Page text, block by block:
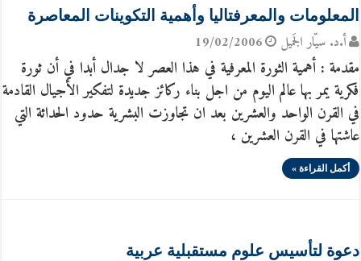
المعلومات والمعرفتاليا وأهمية التكوينات المعاصرة
أ.د. سيّار الجَميل 19/02/2006
مقدمة : أهمية الثورة المعرفية في هذا العصر لا جدال أبدا في أن ثورة
فكرية يمر بها عالم اليوم من اجل بناء ركائز جديدة لتفكير الأجيال القادمة
في القرن الواحد والعشرين بعد ان تجاوزت البشرية حدود الحداثة التي
عاشتها في القرن العشرين ،
أكمل القراءة »
دعوة لتأسيس علوم مستقبلية عربية